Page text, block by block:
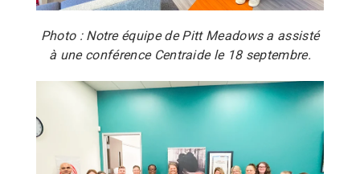
Photo : Notre équipe de Pitt Meadows a assisté
à une conférence Centraide le 18 septembre.